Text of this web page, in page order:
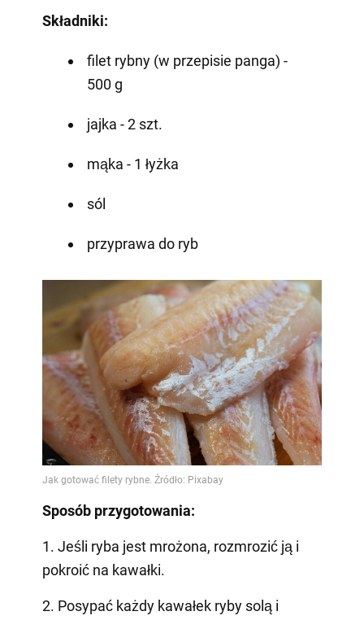
Składniki:
filet rybny (w przepisie panga) -
500 g
jajka - 2 szt.
mąka - 1 łyżka
sól
przyprawa do ryb
Sposób przygotowania:
1. Jeśli ryba jest mrożona, rozmrozić ją i
pokroić na kawałki.
2. Posypać każdy kawałek ryby solą i